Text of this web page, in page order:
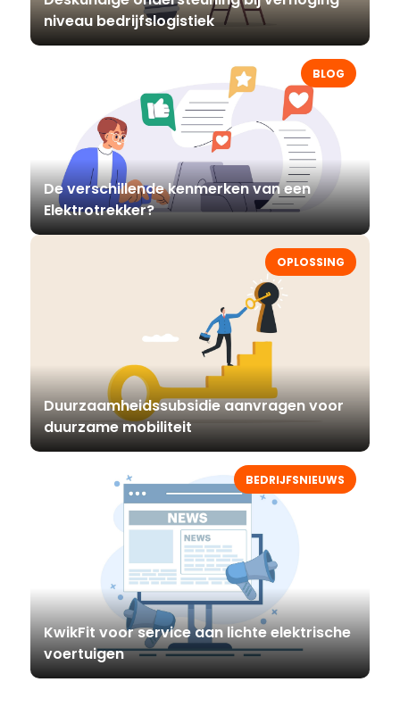
niveau bedrijfslogistiek
BLOG
De verschillende kenmerken van een
Elektrotrekker?
OPLOSSING
Duurzaamheidssubsidie aanvragen voor
duurzame mobiliteit
BEDRIJFSNIEUWS
KwikFit voor service aan lichte elektrische
voertuigen